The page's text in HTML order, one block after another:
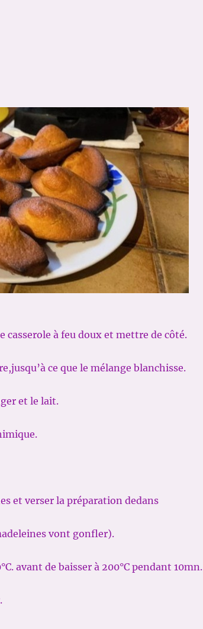
casserole à feu doux et mettre de côté.
ce que le mélange blanchisse.
et le lait.
et verser la préparation dedans
vont gonfler).
avant de baisser à 200°C pendant 10mn.